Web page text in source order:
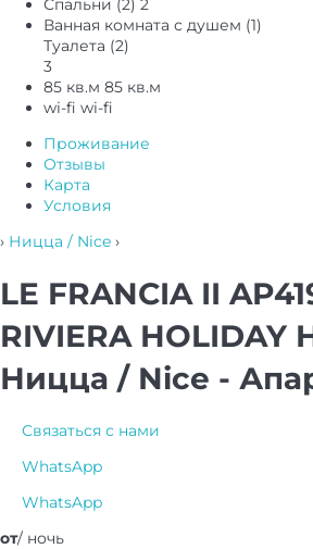
Спальни (2) 2
Ванная комната с душем (1)
Туалета (2)
3
85 кв.м 85 кв.м
wi-fi wi-fi
Проживание
Отзывы
Карта
Условия
› Ницца / Nice ›
LE FRANCIA II
RIVIERA HOLIDAY
Ницца / Nice -
Связаться с нами
WhatsApp
WhatsApp
от/ ночь